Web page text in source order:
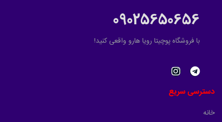
09025650656
با فروشگاه پوچیتا رویا هارو واقعی کنید!
دسترسی سریع
خانه